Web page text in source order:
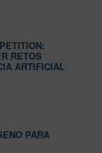
RETOS
ARTIFICIAL
PARA